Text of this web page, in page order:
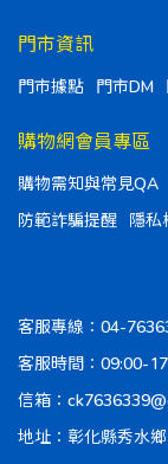
門市資訊
門市據點 門市DM
購物網會員專區
購物需知與常見QA
防範詐騙提醒
隱私
客服專線：04-
客服時間：09:00-
信箱：
地址：彰化縣秀水